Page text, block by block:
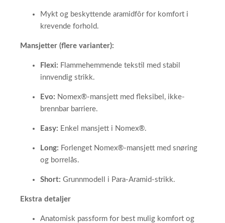
Mykt og beskyttende aramidfôr for komfort i
krevende forhold.
Mansjetter (flere varianter):
Flexi: Flammehemmende tekstil med stabil
innvendig strikk.
Evo: Nomex®-mansjett med fleksibel, ikke-
brennbar barriere.
Easy: Enkel mansjett i Nomex®.
Long: Forlenget Nomex®-mansjett med snøring
og borrelås.
Short: Grunnmodell i Para-Aramid-strikk.
Ekstra detaljer
Anatomisk passform for best mulig komfort og